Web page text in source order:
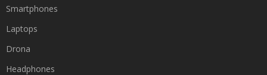
Smartphones
Laptops
Drona
Headphones